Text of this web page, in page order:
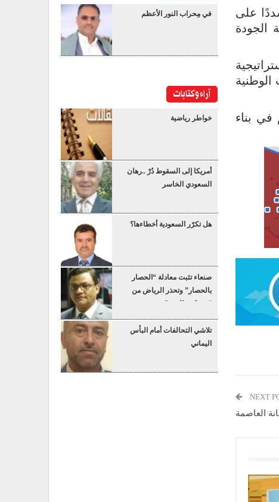
على
الجودة
في بناء
NEXT
العاصمة
في مِحراب النور الأعظم
آراء وكتابات
خواطر رياضية
أمريكا إلى السقوط دُرْ ..رهان
السعودي الخاسر
هل تكرّر السعودية أخطاءها؟
صنعاء تثبت معادلة “الحصار
بالحصار” وتحذر الرياض من
“عسكرة البحر”
تلاشي التحالفات أمام البأس
اليماني